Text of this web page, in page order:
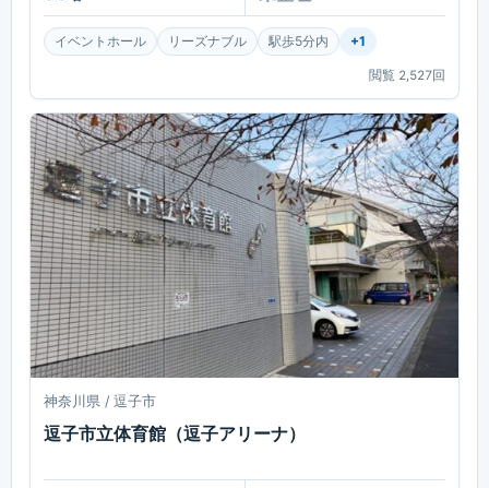
イベントホール リーズナブル 駅歩5分内 +1
閲覧 2,527回
神奈川県 / 逗子市
逗子市立体育館（逗子アリーナ）